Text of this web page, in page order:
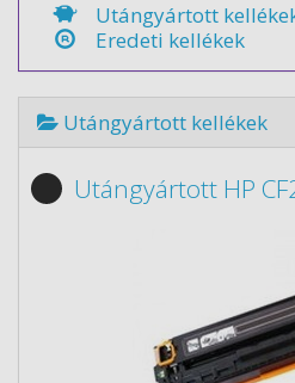
Utángyártott
Eredeti kellékek
Utángyártott kellékek
Utángyártott HP